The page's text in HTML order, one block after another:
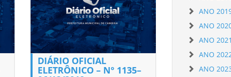
DIÁRIO OFICIAL
ELETRÔNICO – Nº 1135–
ANO
ANO
ANO 2021
ANO
ANO